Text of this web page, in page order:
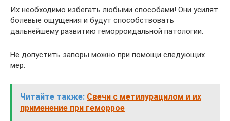
Их необходимо избегать любыми способами! Они усилят
болевые ощущения и будут способствовать
дальнейшему развитию геморроидальной патологии.
Не допустить запоры можно при помощи следующих
мер:
Читайте также: Свечи с метилурацилом и их
применение при геморрое